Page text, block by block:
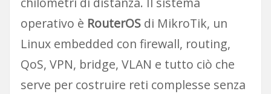
operativo è RouterOSdi MikroTik, un
Linux embedded con firewall, routing,
QoS, VPN, bridge, VLAN e tutto ciò che
serve per costruire reti complesse senza